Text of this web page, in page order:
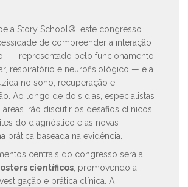
Story School®, este congresso
de compreender a interação
— representado pelo funcionamento
respiratório e neurofisiológico — e a
no sono, recuperação e
Ao longo de dois dias, especialistas
áreas irão discutir os desafios clínicos
do diagnóstico e as novas
prática baseada na evidência.
centrais do congresso será a
científicos , promovendo a
e prática clínica. A